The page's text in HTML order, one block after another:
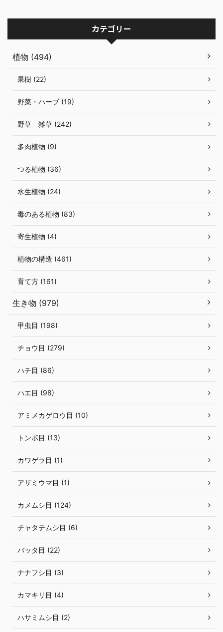
カテゴリー
植物 (494)
果樹 (22)
野菜・ハーブ (19)
野草 雑草 (242)
多肉植物 (9)
つる植物 (36)
水生植物 (24)
毒のある植物 (83)
寄生植物 (4)
植物の構造 (461)
育て方 (161)
生き物 (979)
甲虫目 (198)
チョウ目 (279)
ハチ目 (86)
ハエ目 (98)
アミメカゲロウ目 (10)
トンボ目 (13)
カワゲラ目 (1)
アザミウマ目 (1)
カメムシ目 (124)
チャタテムシ目 (6)
バッタ目 (22)
ナナフシ目 (3)
カマキリ目 (4)
ハサミムシ目 (2)